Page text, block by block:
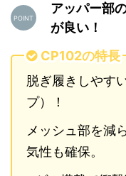
アッパー部
が良い！
CP102の特長
脱ぎ履きしやす
プ）！
メッシュ部を減
気性も確保。